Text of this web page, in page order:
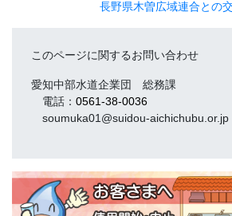
長野県木曽広域連合と
このページに関するお問い合わせ
愛知中部水道企業団 総務課
電話： 0561-38-0036
soumuka01@suidou-aichichubu.or.jp